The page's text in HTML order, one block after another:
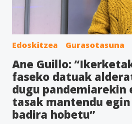
Edoskitzea Gurasotasuna
Ane Guillo:
faseko datuak
dugu pandemiarekin
tasak mantendu
badira hobetu”